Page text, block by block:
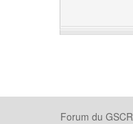
Forum du GSCR